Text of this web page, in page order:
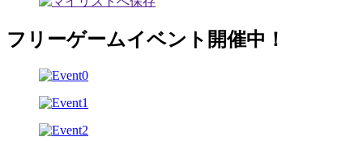
フリーゲームイベント開催中！